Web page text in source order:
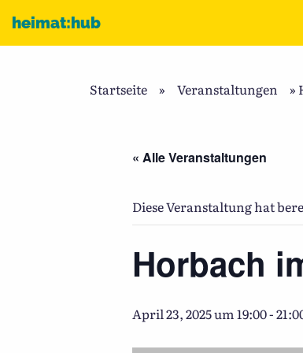
heimat:hub
Startseite » Veranstaltungen »
« Alle Veranstaltungen
Diese Veranstaltung hat
Horbach
April 23, 2025 um 19:00-